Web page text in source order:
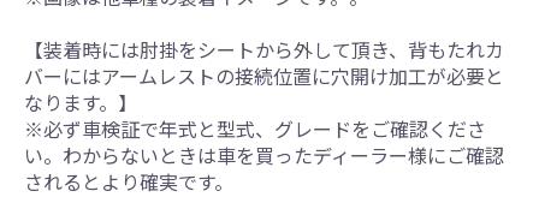
【装着時には肘掛をシートから外して頂き、背もたれカ
バーにはアームレストの接続位置に穴開け加工が必要と
なります。】
※必ず車検証で年式と型式、グレードをご確認くださ
い。わからないときは車を買ったディーラー様にご確認
されるとより確実です。